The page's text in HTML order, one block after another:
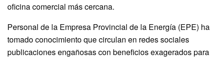
oficina comercial más cercana.
Personal de la Empresa Provincial de la Energía (EPE) ha
tomado conocimiento que circulan en redes sociales
publicaciones engañosas con beneficios exagerados para